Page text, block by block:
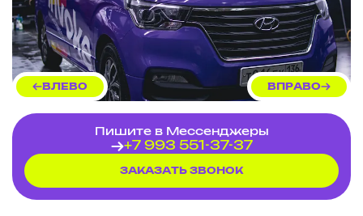
ВЛЕВО
ЗАКАЗАТЬ ЗВОНОК
Пишите в Мессенджеры
+7 993 551-37-37
ВПРАВО